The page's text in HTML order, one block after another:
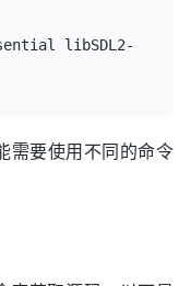
libSDL2-
需要使用不同的命令